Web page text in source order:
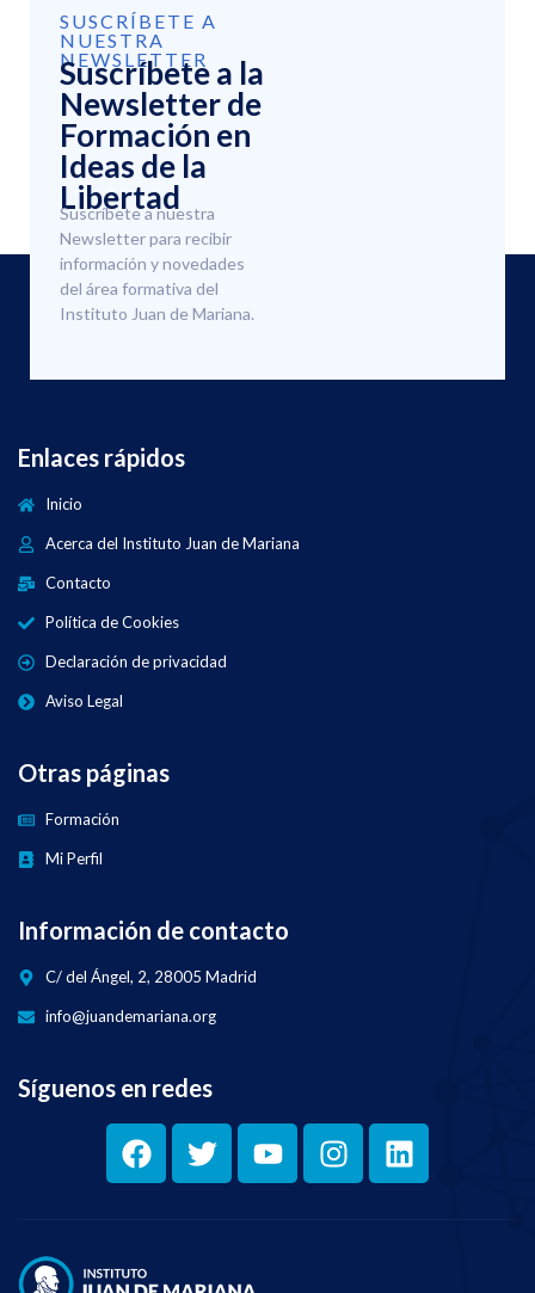
SUSCRÍBETE A
NUESTRA
NEWSLETTER
Suscríbete a la
Newsletter de
Formación en
Ideas de la
Libertad
Suscríbete a nuestra
Newsletter para recibir
información y novedades
del área formativa del
Instituto Juan de Mariana.
Enlaces rápidos
Inicio
Acerca del Instituto Juan de Mariana
Contacto
Política de Cookies
Declaración de privacidad
Aviso Legal
Otras páginas
Formación
Mi Perfil
Información de contacto
C/ del Ángel, 2, 28005 Madrid
info@juandemariana.org
Síguenos en redes